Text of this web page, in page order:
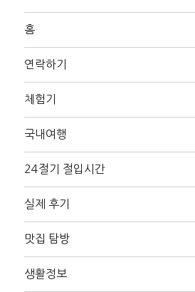
홈
연락하기
체험기
국내여행
24절기 절입시간
실제 후기
맛집 탐방
생활정보